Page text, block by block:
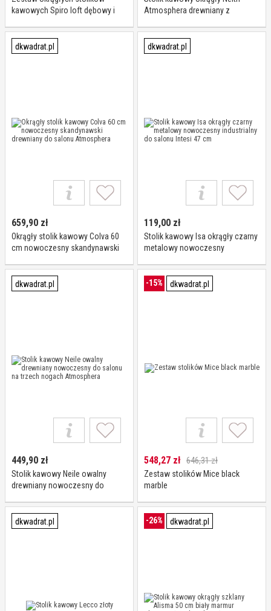
kawowych Spiro loft dębowy i
Atmosphera drewniany z
nowoczesny do salonu
dkwadrat.pl
659,90 zł
Okrągły stolik kawowy Colva 60
cm nowoczesny skandynawski
Atmosphera
dkwadrat.pl
119,00 zł
Stolik kawowy Isa okrągły czarny
metalowy nowoczesny
cm
dkwadrat.pl
449,90 zł
Stolik kawowy Neile owalny
drewniany nowoczesny do
Atmosphera
-15% dkwadrat.pl
548,27 zł 646,31 zł
Zestaw stolików Mice black
marble
dkwadrat.pl -26% dkwadrat.pl